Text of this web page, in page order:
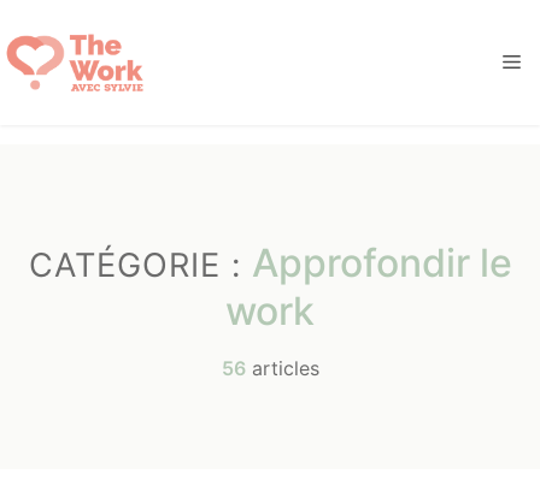
au
contenu
CATÉGORIE : Approfondir le
work
56articles